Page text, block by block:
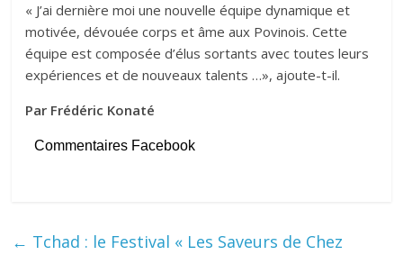
« J’ai dernière moi une nouvelle équipe dynamique et
motivée, dévouée corps et âme aux Povinois. Cette
équipe est composée d’élus sortants avec toutes leurs
expériences et de nouveaux talents …», ajoute-t-il.
Par Frédéric Konaté
Commentaires Facebook
← Tchad : le Festival « Les Saveurs de Chez